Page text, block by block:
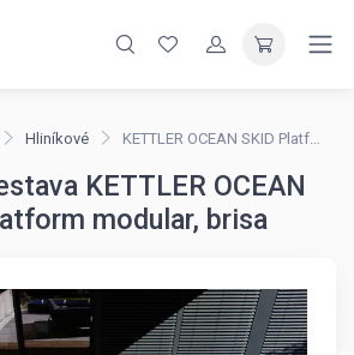
Hliníkové KETTLER OCEAN SKID Platform modular, brisa
KETTLER OCEAN
modular, brisa